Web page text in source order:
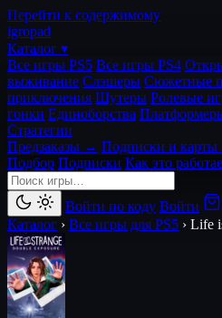
Перейти к содержимому
igropad
Каталог ▾
Все игры PS5 Все игры PS4
выживание Слэшеры Сюжетные
приключения Шутеры Ролевые
гонки Единоборства
Стратегии
Предзаказы → Подписки и
Подбор Подписки Как это
Войти по коду Войти
Каталог › Все игры для PS5 › Life